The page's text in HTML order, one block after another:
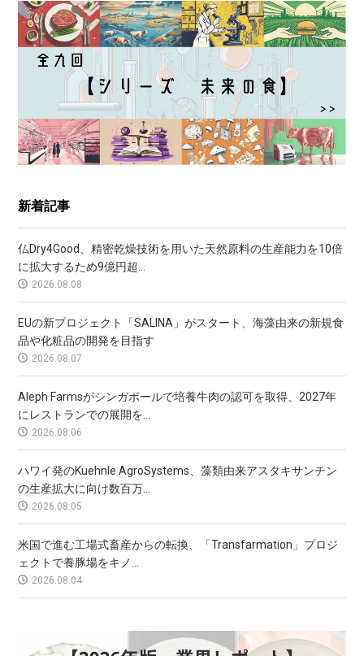
新着記事
仏Dry4Good、精密乾燥技術を用いた天然原料の生産能力を10倍
に拡大するため9億円超...
2026.08.08
EUの新プロジェクト「SALINA」がスタート、海藻由来の新規食
品や化粧品の開発を目指す
2026.08.07
Aleph Farmsがシンガポールで培養牛肉の認可を取得、2027年
にレストランでの展開を...
2026.08.06
ハワイ発のKuehnle AgroSystems、藻類由来アスタキサンチン
の生産拡大に向け数百万...
2026.08.05
米国で進む工場式畜産からの転換、「Transfarmation」プロジ
ェクトで養豚場をキノ...
2026.08.04